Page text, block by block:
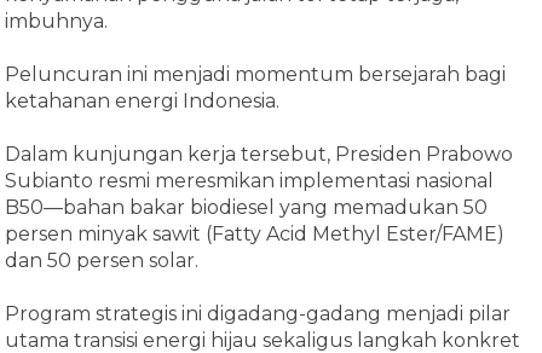
imbuhnya.
Peluncuran ini menjadi momentum bersejarah bagi
ketahanan energi Indonesia.
Dalam kunjungan kerja tersebut, Presiden Prabowo
Subianto resmi meresmikan implementasi nasional
B50—bahan bakar biodiesel yang memadukan 50
persen minyak sawit (Fatty Acid Methyl Ester/FAME)
dan 50 persen solar.
Program strategis ini digadang-gadang menjadi pilar
utama transisi energi hijau sekaligus langkah konkret